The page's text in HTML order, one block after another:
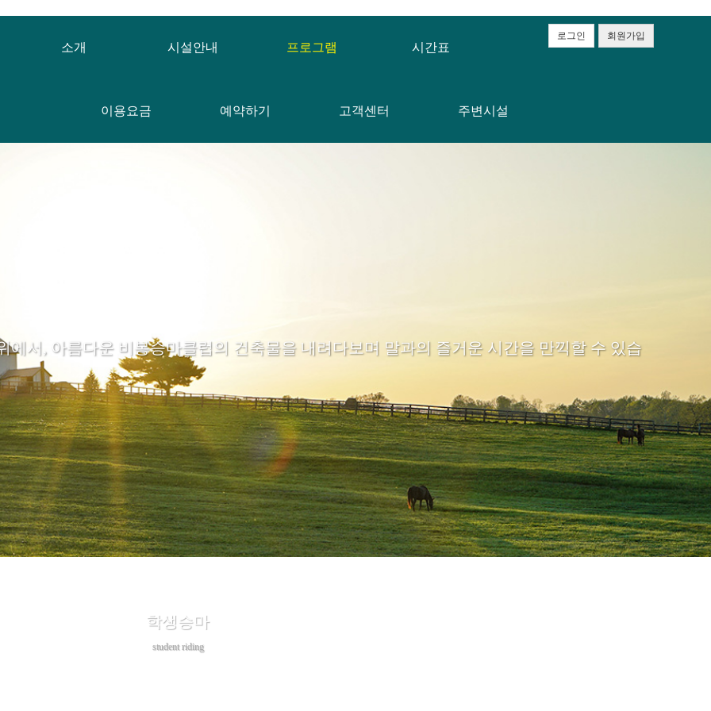
로그인 회원가입
소개 시설안내 프로그램 시간표
이용요금 예약하기 고객센터 주변시설
에서, 아름다운 비봉승마클럽의 건축물을 내려다보며 말과의 즐거운 시간을 만끽할 수 있습
학생승마
student riding